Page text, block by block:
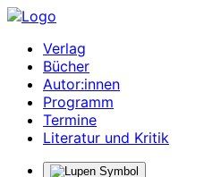
Verlag
Bücher
Autor:innen
Programm
Termine
Literatur und Kritik